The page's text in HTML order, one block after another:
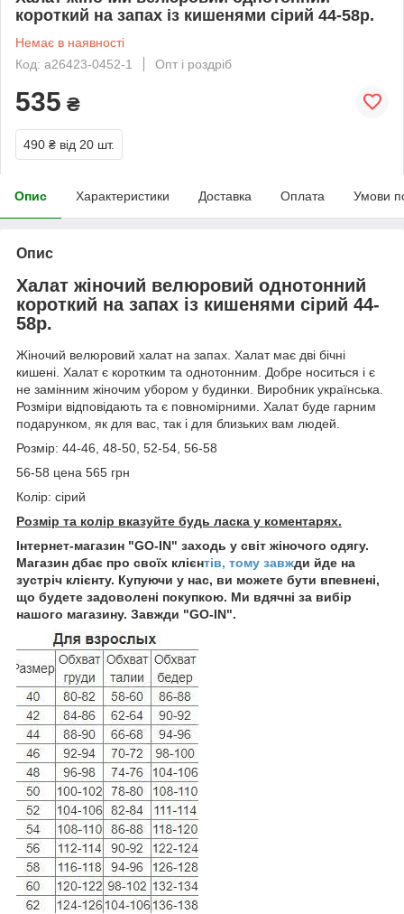
короткий на запах із кишенями сірий 44-58р.
Немає в наявності
Код: а26423-0452-1
Опт і роздріб
535 ₴
490 ₴ від 20 шт.
Опис Характеристики Доставка Оплата Умови
Опис
Халат жіночий велюровий однотонний
короткий на запах із кишенями сірий 44-
58р.
Жіночий велюровий халат на запах. Халат має дві бічні
кишені. Халат є коротким та однотонним. Добре носиться і є
не замінним жіночим убором у будинки. Виробник українська.
Розміри відповідають та є повномірними. Халат буде гарним
подарунком, як для вас, так і для близьких вам людей.
Розмір: 44-46, 48-50, 52-54, 56-58
56-58 цена 565 грн
Колір: сірий
Розмір та колір вказуйте будь ласка у коментарях.
Інтернет-магазин "GO-IN" заходь у світ жіночого одягу.
Магазин дбає про своїх клієнтів, тому завжди йде на
зустріч клієнту. Купуючи у нас, ви можете бути впевнені,
що будете задоволені покупкою. Ми вдячні за вибір
нашого магазину. Завжди "GO-IN".